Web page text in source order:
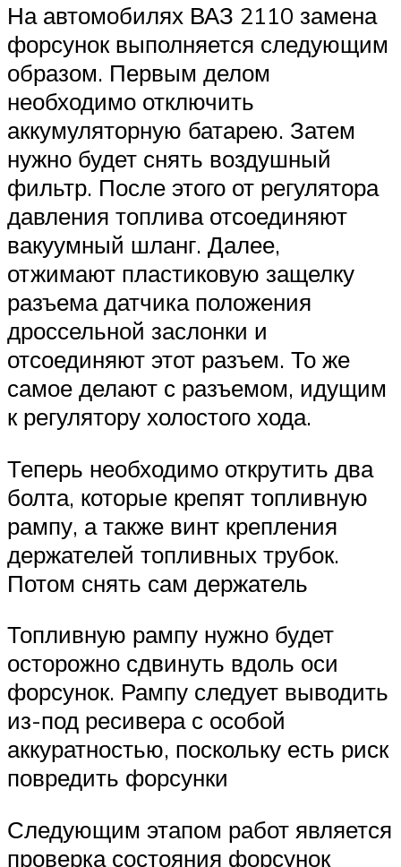
На автомобилях ВАЗ 2110 замена
форсунок выполняется следующим
образом. Первым делом
необходимо отключить
аккумуляторную батарею. Затем
нужно будет снять воздушный
фильтр. После этого от регулятора
давления топлива отсоединяют
вакуумный шланг. Далее,
отжимают пластиковую защелку
разъема датчика положения
дроссельной заслонки и
отсоединяют этот разъем. То же
самое делают с разъемом, идущим
к регулятору холостого хода.
Теперь необходимо открутить два
болта, которые крепят топливную
рампу, а также винт крепления
держателей топливных трубок.
Потом снять сам держатель
Топливную рампу нужно будет
осторожно сдвинуть вдоль оси
форсунок. Рампу следует выводить
из-под ресивера с особой
аккуратностью, поскольку есть риск
повредить форсунки
Следующим этапом работ является
проверка состояния форсунок